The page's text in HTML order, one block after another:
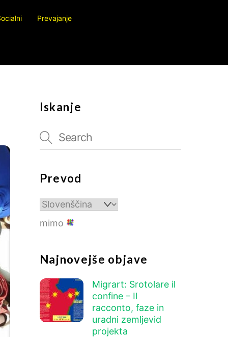
Prevajanje
Iskanje
Prevod
mimo
Najnovejše objave
Migrart: Srotolare il
confine – Il
racconto, faze in
uradni zemljevid
projekta